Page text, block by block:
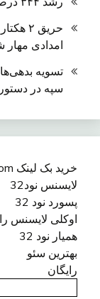
حریق
امدادی مهار
سپه در دستور
خرید بک لینک behtarinbacklink.com
لایسنس نود32
پسورد نود 32
اوکلی لایسنس
همیار نود 32
بهترین سئو
رایگان